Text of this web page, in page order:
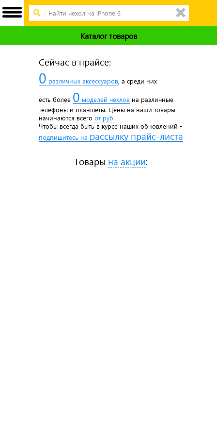
Каталог товаров
Сейчас в прайсе:
0 различных аксессуаров , а среди них
есть более 0 моделей чехлов на различные
телефоны и планшеты. Цены на наши товары
начинаются всего от руб.
Чтобы всегда быть в курсе наших обновлений -
подпишитесь на рассылку прайс-листа
Товары на акции: